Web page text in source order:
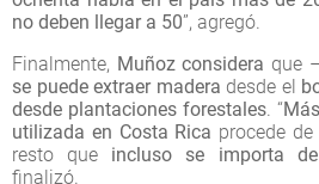
no deben llegar a 50”, agregó.
Finalmente, Muñoz considera que
se puede extraer madera desde el
desde plantaciones forestales. “
utilizada en Costa Rica procede de
resto que incluso se importa
finalizó.